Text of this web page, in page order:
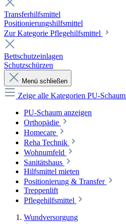
Transferhilfsmittel
Positionierungshilfsmittel
Zur Kategorie Pflegehilfsmittel
Bettschutzeinlagen
Schutzschürzen
Menü schließen
Zeige alle Kategorien PU-Schaum
PU-Schaum anzeigen
Orthopädie
Homecare
Reha Technik
Wohnumfeld
Sanitätshaus
Hilfsmittel mieten
Positionierung & Transfer
Treppenlift
Pflegehilfsmittel
Wundversorgung